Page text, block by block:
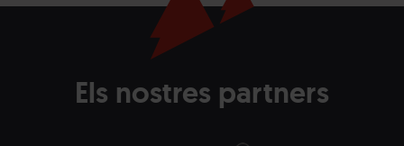
Els nostres partners